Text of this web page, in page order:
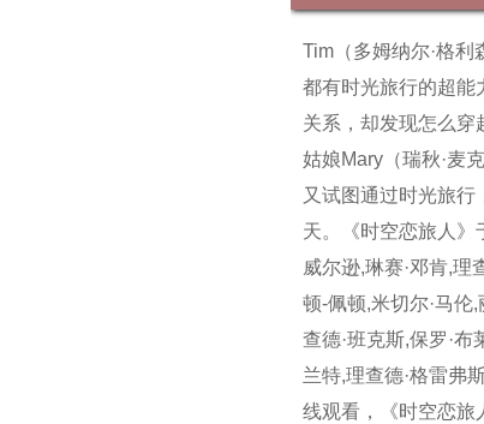
Tim（多姆纳尔·格
都有时光旅行的超能
关系，却发现怎么穿
姑娘Mary（瑞秋·麦
又试图通过时光旅
天。《时空恋旅人》
威尔逊,琳赛·邓肯,理
顿-佩顿,米切尔·马伦
查德·班克斯,保罗·布
兰特,理查德·格雷弗
线观看，《时空恋旅